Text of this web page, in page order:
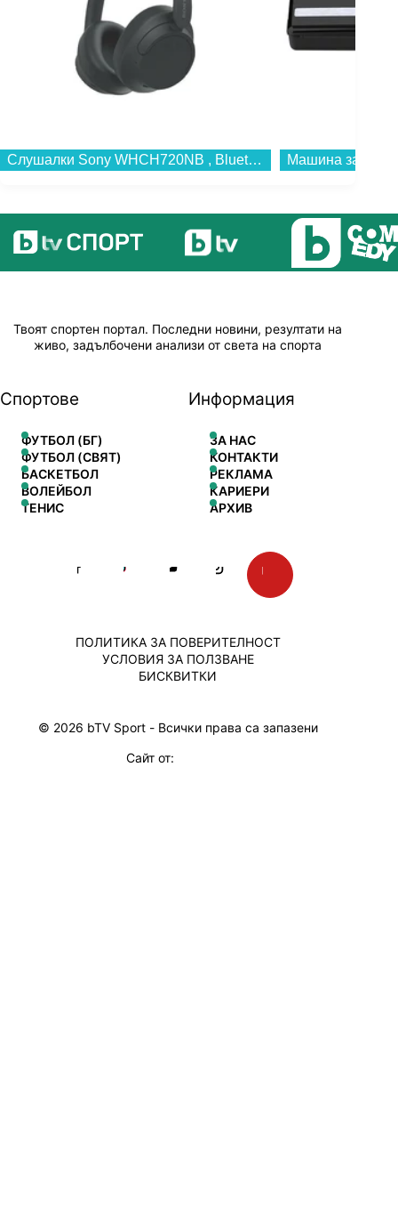
Слушалки Sony WHCH720NB , Bluetooth , OVER-EAR...
Твоят спортен портал. Последни новини, резултати на
живо, задълбочени анализи от света на спорта
Спортове
ФУТБОЛ (БГ)
ФУТБОЛ (СВЯТ)
БАСКЕТБОЛ
ВОЛЕЙБОЛ
ТЕНИС
Информация
ЗА НАС
КОНТАКТИ
РЕКЛАМА
КАРИЕРИ
АРХИВ
© 2026 bTV Sport - Всички права са запазени
ПОЛИТИКА ЗА ПОВЕРИТЕЛНОСТ
УСЛОВИЯ ЗА ПОЛЗВАНЕ
БИСКВИТКИ
Сайт от: